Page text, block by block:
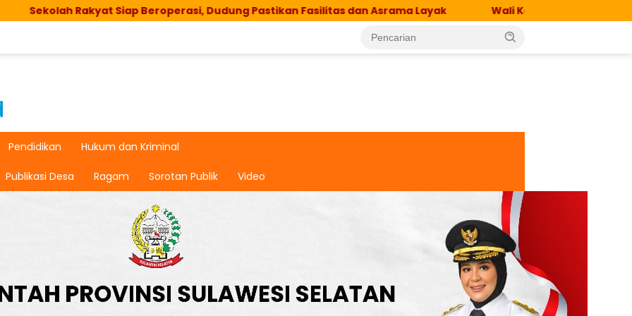
Siap Beroperasi, Dudung Pastikan Fasilitas dan Asrama Layak Wali Kota Makassar-Dubes Singapura Bahas
Pendidikan Hukum dan Kriminal
Publikasi Desa Ragam Sorotan Publik Video